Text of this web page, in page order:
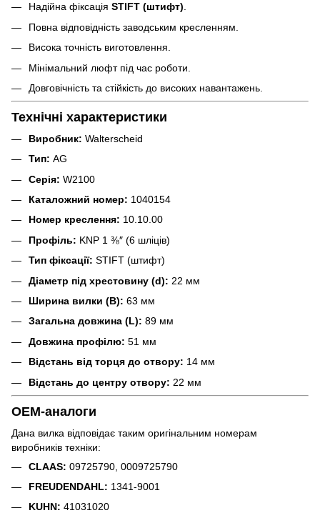
Надійна фіксація STIFT (штифт).
Повна відповідність заводським кресленням.
Висока точність виготовлення.
Мінімальний люфт під час роботи.
Довговічність та стійкість до високих навантажень.
Технічні характеристики
Виробник: Walterscheid
Тип: AG
Серія: W2100
Каталожний номер: 1040154
Номер креслення: 10.10.00
Профіль: KNP 1 ⅜″ (6 шліців)
Тип фіксації: STIFT (штифт)
Діаметр під хрестовину (d): 22 мм
Ширина вилки (B): 63 мм
Загальна довжина (L): 89 мм
Довжина профілю: 51 мм
Відстань від торця до отвору: 14 мм
Відстань до центру отвору: 22 мм
OEM-аналоги
Дана вилка відповідає таким оригінальним номерам
виробників техніки:
CLAAS: 09725790, 0009725790
FREUDENDAHL: 1341-9001
KUHN: 41031020